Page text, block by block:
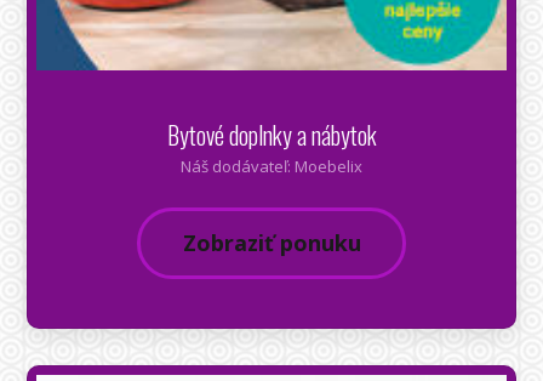
Bytové doplnky a nábytok
Náš dodávateľ: Moebelix
Zobraziť ponuku